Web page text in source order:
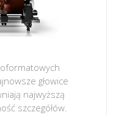
głowice
najwyższą
szczegółów.